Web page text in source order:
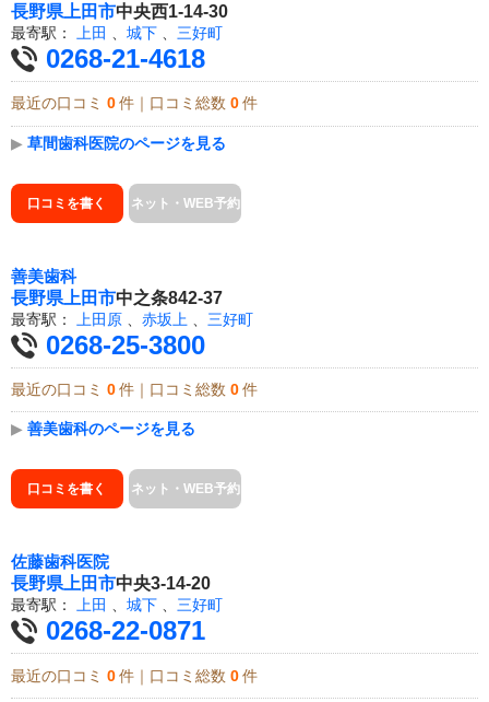
長野県 上田市中央西1-14-30
最寄駅： 上田 城下 三好町
0268-21-4618
最近の口コミ 0 件｜口コミ総数 0 件
▶ 草間歯科医院のページを見る
口コミを書く ネット・WEB予約
善美歯科
長野県 上田市中之条842-37
最寄駅： 上田原 赤坂上 三好町
0268-25-3800
最近の口コミ 0 件｜口コミ総数 0 件
▶ 善美歯科のページを見る
口コミを書く ネット・WEB予約
佐藤歯科医院
長野県 上田市中央3-14-20
最寄駅： 上田 、 城下 、 三好町
0268-22-0871
最近の口コミ 0 件｜口コミ総数 0 件